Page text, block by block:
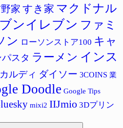
家 すき家 マクドナル
ンイレブン ファミ
ン ローソンストア100 キャ
スタ ラーメン インス
カルディ ダイソー 3COINS 業
Doodle Google Tips
mixi2 IIJmio 3Dプリン